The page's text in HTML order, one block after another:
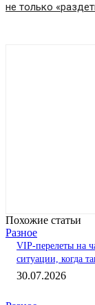
не только
Похожие статьи
Разное
VIP-перелеты на
ситуации, когда
30.07.2026